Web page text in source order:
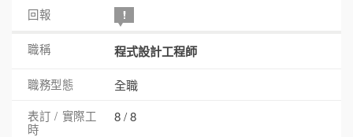
程式設計工程師
全職
8 / 8